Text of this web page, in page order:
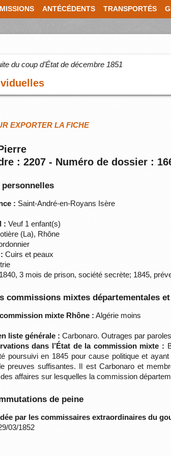
ANTÉCÉDENTS TRANSPORTÉS
du coup d’État de décembre 1851
EXPORTER LA FICHE
: 2207 - Numéro de dossier :
personnelles
: Saint-André-en-Royans Isère
: Veuf 1 enfant(s)
(La), Rhône
Cuirs et peaux
1840, 3 mois de prison, société secrète; 1845,
commissions mixtes départementales
mixte Rhône : Algérie moins
liste générale : Carbonaro. Outrages par
dans l’État de la commission mixte :
poursuivi en 1845 pour cause politique et
preuves suffisantes. Il est Carbonaro et
affaires sur lesquelles la commission
de peine
par les commissaires extraordinaires du
03/1852